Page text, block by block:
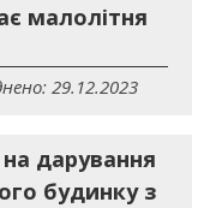
малолітня
29.12.2023
дарування
будинку з